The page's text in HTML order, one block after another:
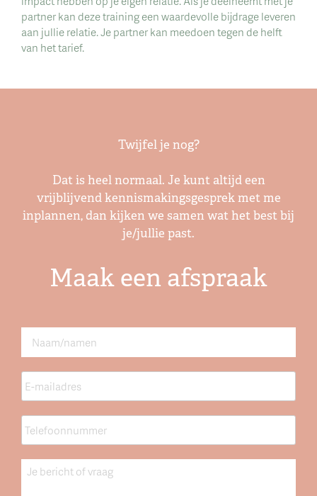
partner kan deze training een waardevolle bijdrage leveren
aan jullie relatie. Je partner kan meedoen tegen de helft
van het tarief.
Twijfel je nog?
Dat is heel normaal. Je kunt altijd een
vrijblijvend kennismakingsgesprek met me
inplannen, dan kijken we samen wat het best bij
je/jullie past.
Maak een afspraak
Naam *
E-
mailadres *
Telefoonnummer *
Bericht